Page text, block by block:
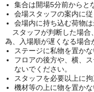
集合は開場5分前からと
会場スタッフの案内に従
会場内に持ち込む荷物は
スタッフが判断した場合
為、入場順が遅くなる場合
ステージに私物を置かな
フロアの後方や、横、
ないでください。
スタッフを必要以上に
機材等の上に物を置かな